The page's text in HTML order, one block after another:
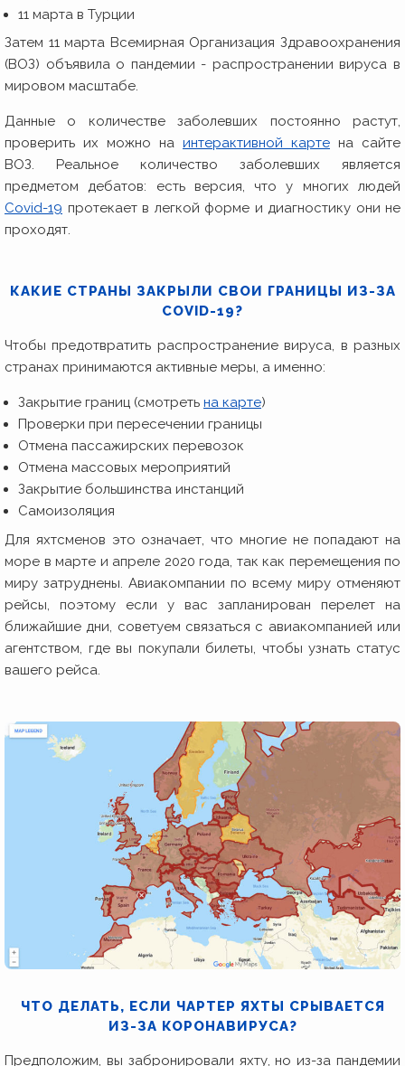
11 марта в Турции
Затем 11 марта Всемирная Организация Здравоохранения
(ВОЗ) объявила о пандемии - распространении вируса в
мировом масштабе.
Данные о количестве заболевших постоянно растут,
проверить их можно на интерактивной карте на сайте
ВОЗ. Реальное количество заболевших является
предметом дебатов: есть версия, что у многих людей
Covid-19 протекает в легкой форме и диагностику они не
проходят.
КАКИЕ СТРАНЫ ЗАКРЫЛИ СВОИ ГРАНИЦЫ ИЗ-ЗА
COVID-19?
Чтобы предотвратить распространение вируса, в разных
странах принимаются активные меры, а именно:
Закрытие границ (смотреть на карте)
Проверки при пересечении границы
Отмена пассажирских перевозок
Отмена массовых мероприятий
Закрытие большинства инстанций
Самоизоляция
Для яхтсменов это означает, что многие не попадают на
море в марте и апреле 2020 года, так как перемещения по
миру затруднены. Авиакомпании по всему миру отменяют
рейсы, поэтому если у вас запланирован перелет на
ближайшие дни, советуем связаться с авиакомпанией или
агентством, где вы покупали билеты, чтобы узнать статус
вашего рейса.
ЧТО ДЕЛАТЬ, ЕСЛИ ЧАРТЕР ЯХТЫ СРЫВАЕТСЯ
ИЗ-ЗА КОРОНАВИРУСА?
Предположим, вы забронировали яхту, но из-за пандемии